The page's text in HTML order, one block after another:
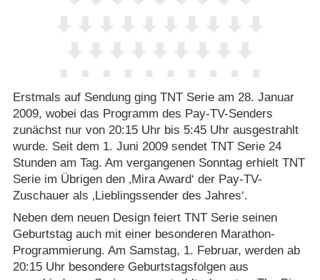
Erstmals auf Sendung ging TNT Serie am 28. Januar
2009, wobei das Programm des Pay-TV-Senders
zunächst nur von 20:15 Uhr bis 5:45 Uhr ausgestrahlt
wurde. Seit dem 1. Juni 2009 sendet TNT Serie 24
Stunden am Tag. Am vergangenen Sonntag erhielt TNT
Serie im Übrigen den ‚Mira Award‘ der Pay-TV-
Zuschauer als ‚Lieblingssender des Jahres‘.
Neben dem neuen Design feiert TNT Serie seinen
Geburtstag auch mit einer besonderen Marathon-
Programmierung. Am Samstag, 1. Februar, werden ab
20:15 Uhr besondere Geburtstagsfolgen aus